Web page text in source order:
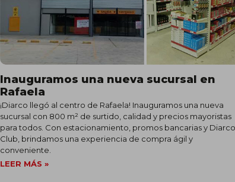
Inauguramos una nueva sucursal en
Rafaela
¡Diarco llegó al centro de Rafaela! Inauguramos una nueva
sucursal con 800 m² de surtido, calidad y precios mayoristas
para todos. Con estacionamiento, promos bancarias y
Club, brindamos una experiencia de compra ágil y
conveniente.
LEER MÁS »